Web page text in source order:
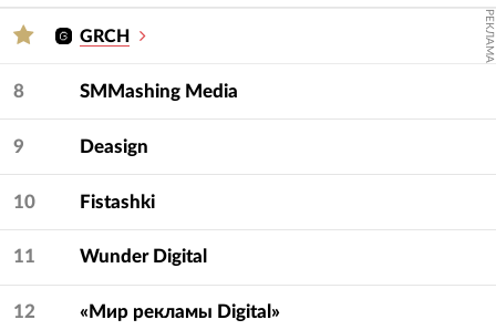
GRCH РЕКЛАМА
8 SMMashing Media
9 Deasign
10 Fistashki
11 Wunder Digital
12 «Мир рекламы Digital»